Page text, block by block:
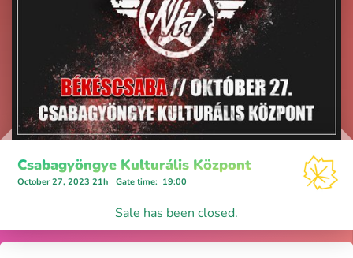
Csabagyöngye Kulturális Központ
October 27, 2023 21h Gate time: 19:00
Sale has been closed.